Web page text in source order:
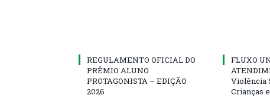
REGULAMENTO OFICIAL DO
PRÊMIO ALUNO
PROTAGONISTA – EDIÇÃO
2026
FLUXO
Violência
Crianças